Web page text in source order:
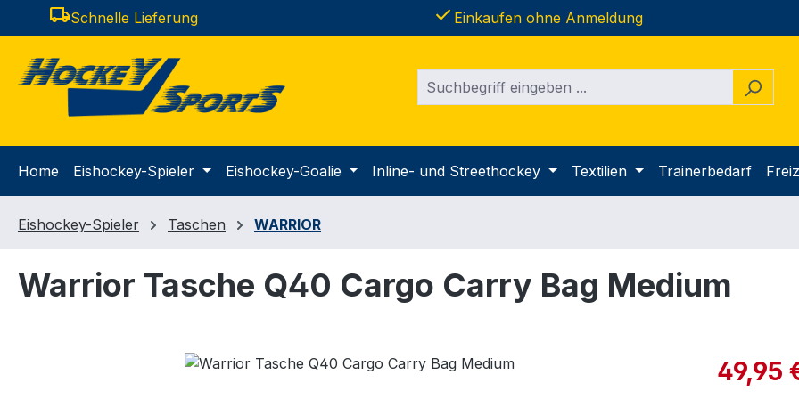
Hauptinhalt springen
Zur Suche springen
Zur Hauptnavigation springen
local_shippingSchnelle Lieferung done Einkaufen ohne Anmeldung
Home Eishockey-Spieler Eishockey-Goalie Inline- und Streethockey Textilien Trainerbedarf
Eishockey-Spieler Taschen WARRIOR
Warrior Tasche Q40 Cargo Carry Bag Medium
Bildergalerie überspringen 49,95